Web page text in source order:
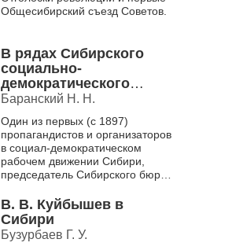
Общесибирский съезд Советов.
В рядах Сибирского
социально-
демократического
союза
Баранский Н. Н.
Один из первых (с 1897)
пропагандистов и организаторов
в социал-демократическом
рабочем движении Сибири,
председатель Сибирского бюро
роли политических ссыльных в
о...
В. В. Куйбышев в
Сибири
Бузурбаев Г. У.